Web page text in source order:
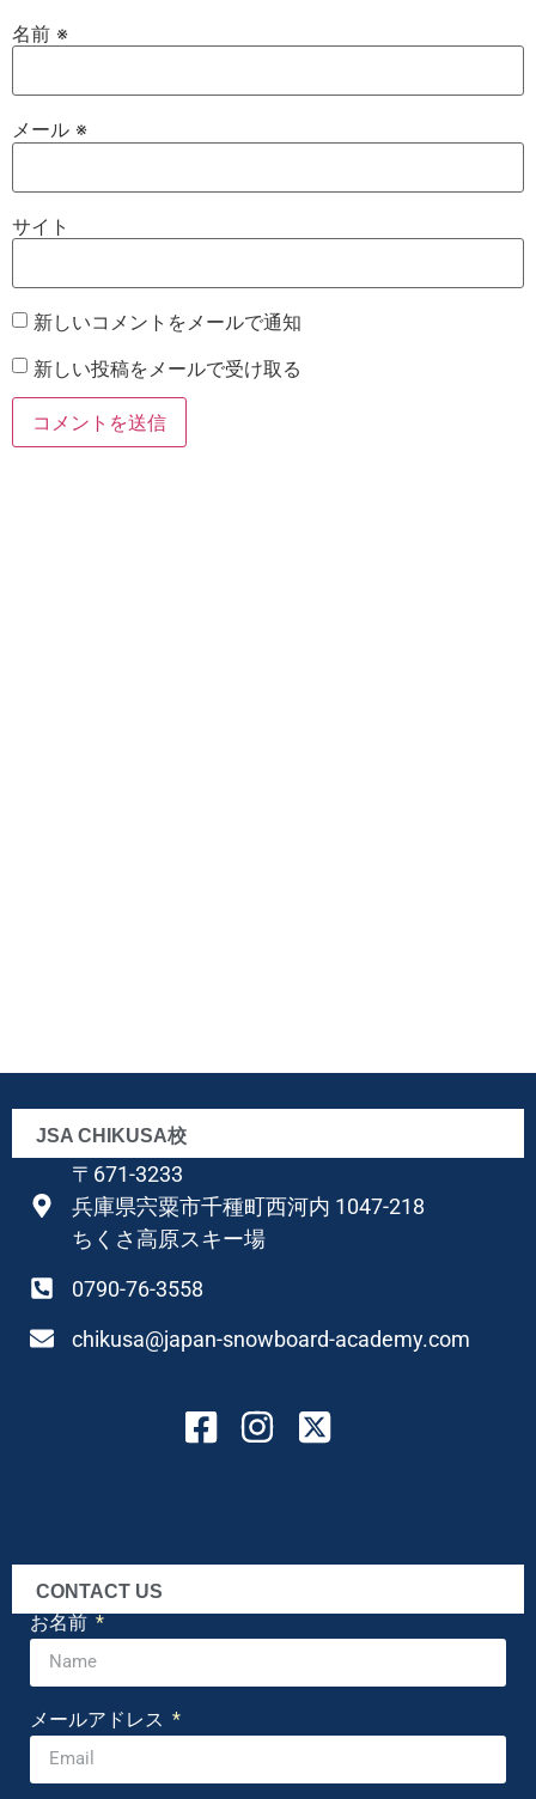
名前 ※
メール ※
サイト
新しいコメントをメールで通知
新しい投稿をメールで受け取る
JSA CHIKUSA校
〒671-3233
兵庫県宍粟市千種町西河内 1047-218
ちくさ高原スキー場
0790-76-3558
chikusa@japan-snowboard-academy.com
CONTACT US
お名前
メールアドレス